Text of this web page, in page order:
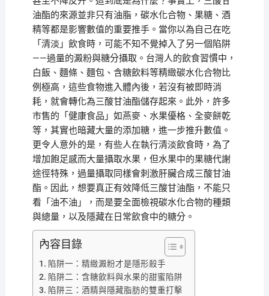
油酯的來源並非只有油脂，碳水化合物、果糖、酒
精等都是影響數值的重要推手。當你以為自己在吃
「清淡」飲食時，可能不知不覺掉入了另一個陷阱
——過量的澱粉與糖分攝取。台灣人的飲食習慣中，
白飯、麵條、麵包、含糖飲料等精緻碳水化合物比
例極高，這些食物進入體內後，若沒有被即時消
耗，就會轉化為三酸甘油酯儲存起來。此外，許多
市售的「健康食品」如燕麥、水果優格、全麥餅乾
等，其實也暗藏大量的添加糖，進一步推升數值。
更令人意外的是，有些人在執行清淡飲食時，為了
增加飽足感而大量攝取水果，但水果中的果糖代謝
途徑特殊，過量攝取同樣會刺激肝臟合成三酸甘油
酯。因此，想要真正有效降低三酸甘油酯，不能只
看「油不油」，而是要全面檢視碳水化合物的種類
與總量，以及隱藏在日常飲食中的糖分。
內容目錄
陷阱一：精緻澱粉才是隱形殺手
陷阱二：含糖飲料與水果的甜蜜陷阱
陷阱三：酒精與隱藏脂肪的雙重打擊